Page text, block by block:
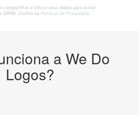
compartilhar e utilizar seus dados para enviar
SPAM. Confira as Políticas de Privacidade.
a We Do
Logos?